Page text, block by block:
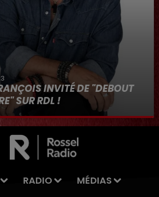
INVITÉ DE "DEBOUT
SUR RDL !
RADIO MÉDIAS